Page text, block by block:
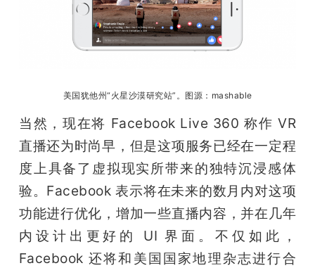
美国犹他州“火星沙漠研究站”。图源：mashable
当然，现在将 Facebook Live 360 称作 VR
直播还为时尚早，但是这项服务已经在一定程
度上具备了虚拟现实所带来的独特沉浸感体
验。Facebook 表示将在未来的数月内对这项
功能进行优化，增加一些直播内容，并在几年
内设计出更好的 UI 界面。不仅如此，
Facebook 还将和美国国家地理杂志进行合